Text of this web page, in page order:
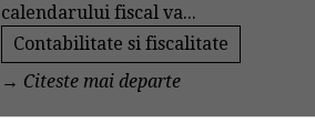
calendarului fiscal va...
Contabilitate si fiscalitate
→ Citeste mai departe